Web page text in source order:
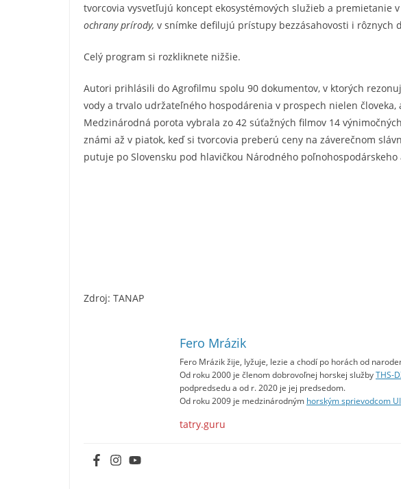
tvorcovia vysvetľujú koncept ekosystémových služieb a premietanie
ochrany prírody, v snímke defilujú prístupy bezzásahovosti i
Celý program si rozkliknete nižšie.
Autori prihlásili do Agrofilmu spolu 90 dokumentov, v ktorých
vody a trvalo udržateľného hospodárenia v prospech nielen
Medzinárodná porota vybrala zo 42 súťažných filmov 14
známi až v piatok, keď si tvorcovia preberú ceny na záverečnom
putuje po Slovensku pod hlavičkou Národného
Zdroj: TANAP
Fero Mrázik
Fero Mrázik žije, lyžuje, lezie a chodí po horách od
Od roku 2000 je členom dobrovoľnej horskej službyTHS-
podpredsedu a od r. 2020 je jej predsedom.
Od roku 2009 je medzinárodným horským sprievodcom
tatry.guru